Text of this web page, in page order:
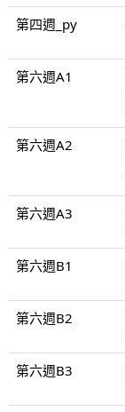
第四週_py
第六週A1
第六週A2
第六週A3
第六週B1
第六週B2
第六週B3